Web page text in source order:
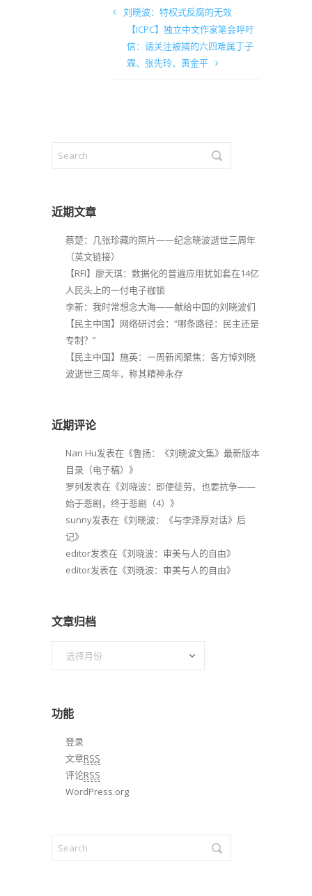
刘晓波：特权式反腐的无效
【ICPC】独立中文作家笔会呼吁
信：请关注被捕的六四难属丁子
霖、张先玲、黄金平
近期文章
蔡楚：几张珍藏的照片——纪念晓波逝世三周年
（英文链接）
【RFI】廖天琪：数据化的普遍应用犹如套在14亿
人民头上的一付电子枷锁
李新：我时常想念大海——献给中国的刘晓波们
【民主中国】网络研讨会：“哪条路径：民主还是
专制？”
【民主中国】施英：一周新闻聚焦：各方悼刘晓
波逝世三周年，称其精神永存
近期评论
Nan Hu发表在《鲁扬：《刘晓波文集》最新版本
目录（电子稿） 》
罗列发表在《刘晓波：即便徒劳、也要抗争——
始于悲剧，终于悲剧（4） 》
sunny发表在《刘晓波：《与李泽厚对话》后
记》
editor发表在《刘晓波：审美与人的自由》
editor发表在《刘晓波：审美与人的自由》
文章归档
功能
登录
文章RSS
评论RSS
WordPress.org